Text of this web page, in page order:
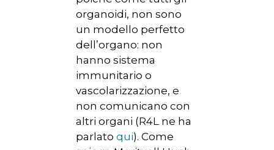
organoidi, non sono
un modello perfetto
dell’organo: non
hanno sistema
immunitario o
vascolarizzazione, e
non comunicano con
altri organi (R4L ne ha
parlato qui). ComeHOME